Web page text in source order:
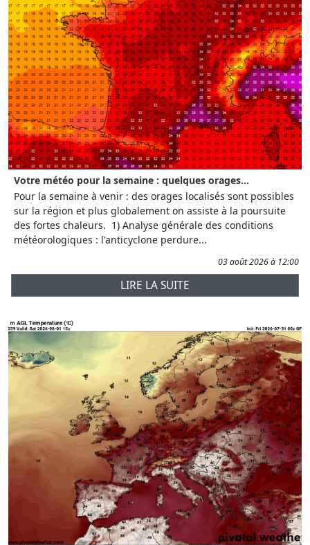
Votre météo pour la semaine : quelques orages...
Pour la semaine à venir : des orages localisés sont possibles
sur la région et plus globalement on assiste à la poursuite
des fortes chaleurs. 1) Analyse générale des conditions
météorologiques : l'anticyclone perdure...
03 août 2026 à 12:00
LIRE LA SUITE